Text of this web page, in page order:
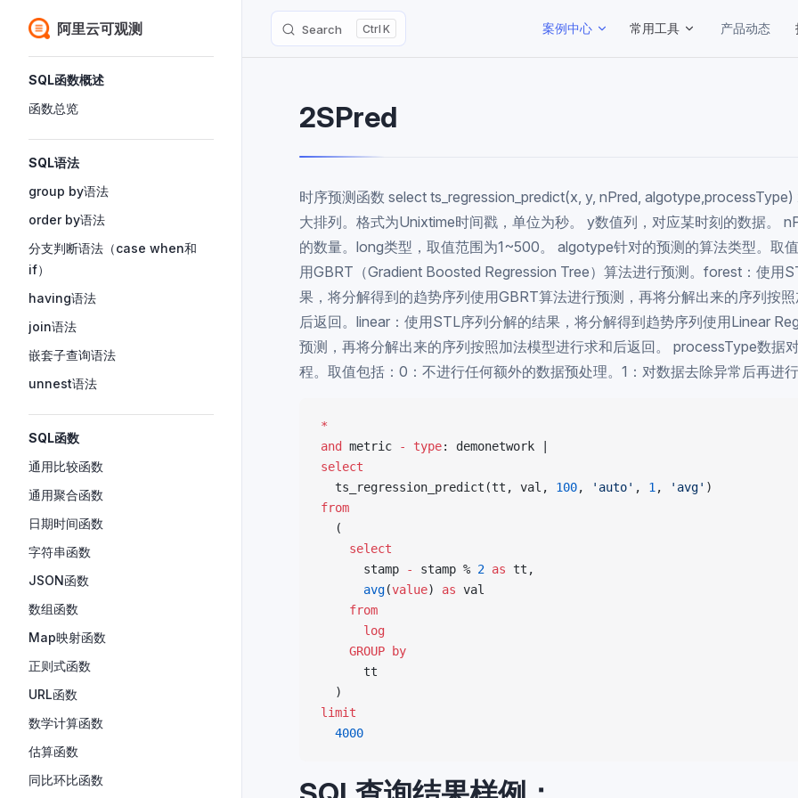
Skip to content
阿里云可观测 Search K 案例中心 常用工具 产品动态
SQL函数概述
函数总览
SQL语法
group by语法
order by语法
分支判断语法（case when和
if）
having语法
join语法
嵌套子查询语法
unnest语法
SQL函数
通用比较函数
通用聚合函数
日期时间函数
字符串函数
JSON函数
数组函数
Map映射函数
正则式函数
URL函数
数学计算函数
估算函数
同比环比函数
2SPred
时序预测函数 select ts_regression_predict(x, y, nPred,
大排列。格式为Unixtime时间戳，单位为秒。 y数值列，对应某时刻的数据。
的数量。long类型，取值范围为1~500。 algotype针对的预测的算法类型。取
用GBRT（Gradient Boosted Regression Tree）算法进行预测。forest：使用
果，将分解得到的趋势序列使用GBRT算法进行预测，再将分解出来的序列按
后返回。linear：使用STL序列分解的结果，将分解得到趋势序列使用Linear
预测，再将分解出来的序列按照加法模型进行求和后返回。 processType数据
程。取值包括：0：不进行任何额外的数据预处理。1：对数据去除异常后再进
*
and
metric - type: demonetwork |
select
  ts_regression_predict(tt, val,
100, 'auto' , 1 , 'avg' )
from
  (
    select
      stamp
- stamp % 2 as tt,
      avg
(value) as val
    from
      log
    GROUP by
      tt
  )
limit
  4000